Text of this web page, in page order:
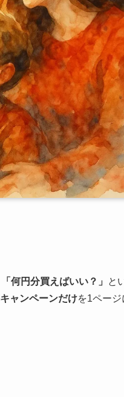
何円分買えばいい？」
と
ャンペーンだけを1ページ